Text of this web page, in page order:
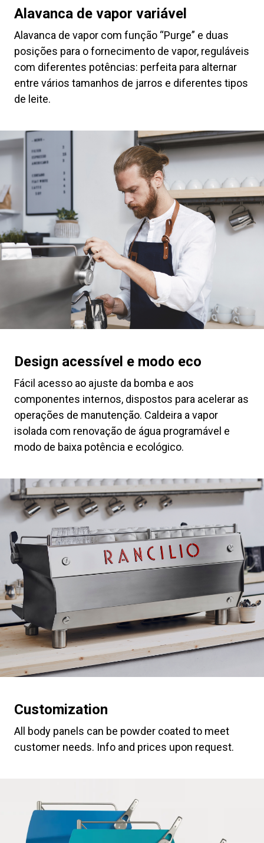
Alavanca de vapor variável
Alavanca de vapor com função “Purge” e duas
posições para o fornecimento de vapor, reguláveis
com diferentes potências: perfeita para alternar
entre vários tamanhos de jarros e diferentes tipos
de leite.
Design acessível e modo eco
Fácil acesso ao ajuste da bomba e aos
componentes internos, dispostos para acelerar as
operações de manutenção. Caldeira a vapor
isolada com renovação de água programável e
modo de baixa potência e ecológico.
Customization
All body panels can be powder coated to meet
customer needs. Info and prices upon request.